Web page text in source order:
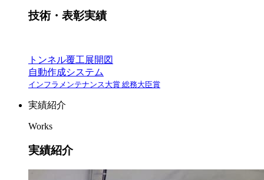
技術・表彰実績
トンネル覆工展開図
自動作成システム
インフラメンテナンス大賞 総務大臣賞
実績紹介
Works
実績紹介